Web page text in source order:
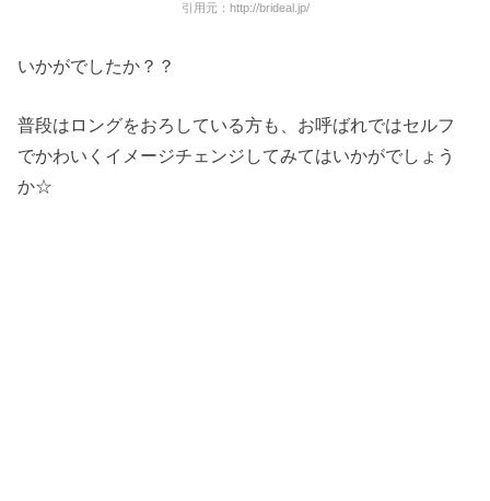
引用元：http://brideal.jp/
いかがでしたか？？
普段はロングをおろしている方も、お呼ばれではセルフ
でかわいくイメージチェンジしてみてはいかがでしょう
か☆